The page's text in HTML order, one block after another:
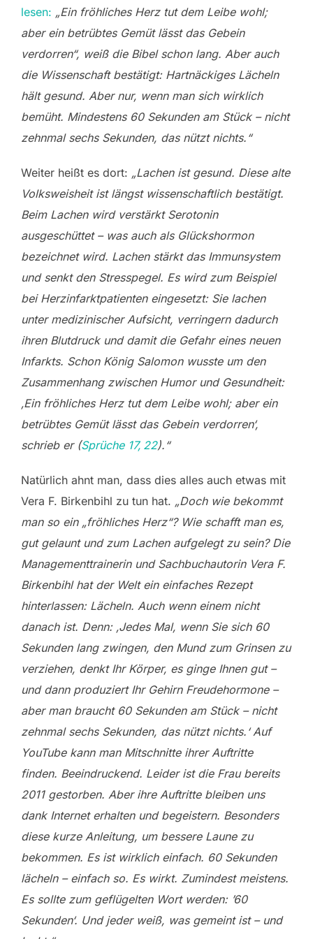
lesen: „Ein fröhliches Herz tut dem Leibe wohl;
aber ein betrübtes Gemüt lässt das Gebein
verdorren“, weiß die Bibel schon lang. Aber auch
die Wissenschaft bestätigt: Hartnäckiges Lächeln
hält gesund. Aber nur, wenn man sich wirklich
bemüht. Mindestens 60 Sekunden am Stück – nicht
zehnmal sechs Sekunden, das nützt nichts.“
Weiter heißt es dort: „Lachen ist gesund. Diese alte
Volksweisheit ist längst wissenschaftlich bestätigt.
Beim Lachen wird verstärkt Serotonin
ausgeschüttet – was auch als Glückshormon
bezeichnet wird. Lachen stärkt das Immunsystem
und senkt den Stresspegel. Es wird zum Beispiel
bei Herzinfarktpatienten eingesetzt: Sie lachen
unter medizinischer Aufsicht, verringern dadurch
ihren Blutdruck und damit die Gefahr eines neuen
Infarkts. Schon König Salomon wusste um den
Zusammenhang zwischen Humor und Gesundheit:
‚Ein fröhliches Herz tut dem Leibe wohl; aber ein
betrübtes Gemüt lässt das Gebein verdorren‘,
schrieb er (Sprüche 17, 22).“
Natürlich ahnt man, dass dies alles auch etwas mit
Vera F. Birkenbihl zu tun hat. „Doch wie bekommt
man so ein „fröhliches Herz“? Wie schafft man es,
gut gelaunt und zum Lachen aufgelegt zu sein? Die
Managementtrainerin und Sachbuchautorin Vera F.
Birkenbihl hat der Welt ein einfaches Rezept
hinterlassen: Lächeln. Auch wenn einem nicht
danach ist. Denn: ‚Jedes Mal, wenn Sie sich 60
Sekunden lang zwingen, den Mund zum Grinsen zu
verziehen, denkt Ihr Körper, es ginge Ihnen gut –
und dann produziert Ihr Gehirn Freudehormone –
aber man braucht 60 Sekunden am Stück – nicht
zehnmal sechs Sekunden, das nützt nichts.‘ Auf
YouTube kann man Mitschnitte ihrer Auftritte
finden. Beeindruckend. Leider ist die Frau bereits
2011 gestorben. Aber ihre Auftritte bleiben uns
dank Internet erhalten und begeistern. Besonders
diese kurze Anleitung, um bessere Laune zu
bekommen. Es ist wirklich einfach. 60 Sekunden
lächeln – einfach so. Es wirkt. Zumindest meistens.
Es sollte zum geflügelten Wort werden: ’60
Sekunden‘. Und jeder weiß, was gemeint ist – und